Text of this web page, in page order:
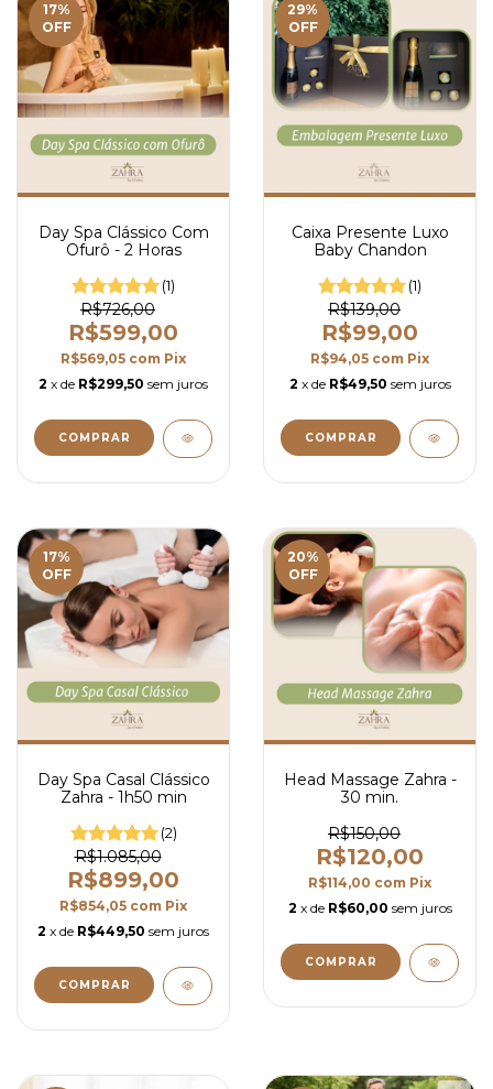
17%
OFF
Day Spa Clássico Com
Ofurô - 2 Horas
(1)
R$726,00
R$599,00
R$569,05 com Pix
2 x de R$299,50 sem juros
29%
OFF
Caixa Presente Luxo
Baby Chandon
(1)
R$139,00
R$99,00
R$94,05 com Pix
2 x de R$49,50 sem juros
17%
OFF
Day Spa Casal Clássico
Zahra - 1h50 min
(2)
R$1.085,00
R$899,00
R$854,05 com Pix
2 x de R$449,50 sem juros
20%
OFF
Head Massage Zahra -
30 min.
R$150,00
R$120,00
R$114,00 com Pix
2 x de R$60,00 sem juros